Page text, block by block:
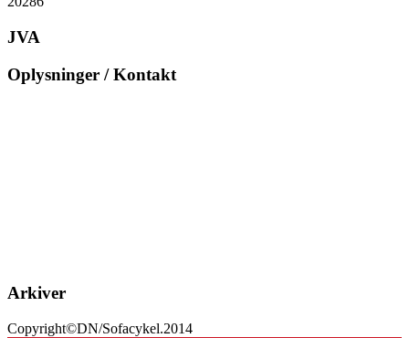
JVA
Oplysninger / Kontakt
Arkiver
Copyright©DN/Sofacykel.2014